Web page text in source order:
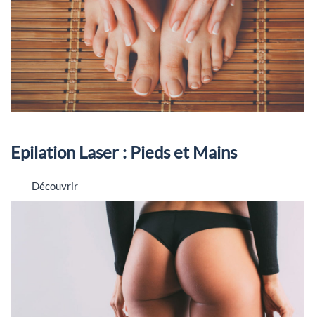
Epilation Laser : Pieds et Mains
Découvrir